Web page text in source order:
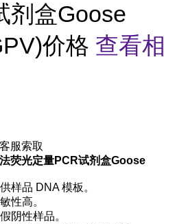
剂盒Goose
价格 查看相
服索取
荧光定量PCR试剂盒Goose
样品 DNA 模板。
性高。
阴性样品。